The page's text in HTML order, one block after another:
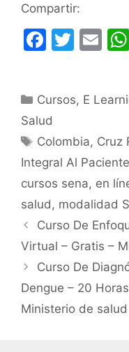
Compartir:
F
e
b
o
o
k
T
er
E
l
Categorías
Cursos, E
Salud
Etiquetas
Colombia, Cruz
Integral Al
cursos sena, en
salud , modalidad
Curso De
Virtual – Gratis –
Curso De
Dengue – 20
Ministerio de salud